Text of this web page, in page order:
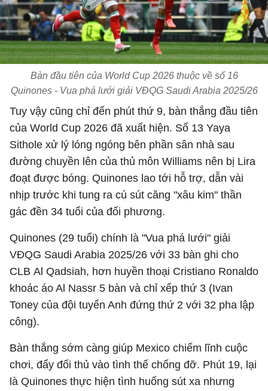
Bàn đầu tiên của World Cup 2026 thuộc về số 16
Quinones - Vua phá lưới giải VĐQG Saudi Arabia 2025/26
Tuy vậy cũng chỉ đến phút thứ 9, bàn thắng đầu tiên
của World Cup 2026 đã xuất hiện. Số 13 Yaya
Sithole xử lý lóng ngóng bên phần sân nhà sau
đường chuyền lên của thủ môn Williams nên bị Lira
đoạt được bóng. Quinones lao tới hỗ trợ, dẫn vài
nhịp trước khi tung ra cú sút căng "xâu kim" thần
gác đền 34 tuổi của đối phương.
Quinones (29 tuổi) chính là "Vua phá lưới" giải
VĐQG Saudi Arabia 2025/26 với 33 bàn ghi cho
CLB Al Qadsiah, hơn huyền thoại Cristiano Ronaldo
khoác áo Al Nassr 5 bàn và chỉ xếp thứ 3 (Ivan
Toney của đội tuyển Anh đứng thứ 2 với 32 pha lập
công).
Bàn thắng sớm càng giúp Mexico chiếm lĩnh cuộc
chơi, đẩy đối thủ vào tình thế chống đỡ. Phút 19, lại
là Quinones thực hiện tình huống sút xa nhưng